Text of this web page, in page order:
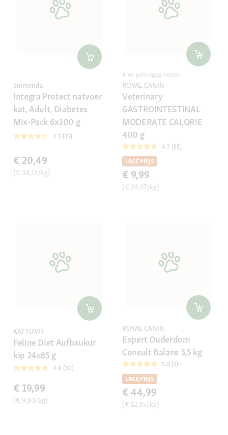
animonda
Integra Protect natvoer
kat, Adult, Diabetes
Mix-Pack 6x100 g
4.5 (15)
€ 20,49
(€ 34,15/kg)
4 Verpakkingsgroottes
ROYAL CANIN
Veterinary
GASTROINTESTINAL
MODERATE CALORIE
400 g
4.7 (55)
LAGE PRIJS
€ 9,99
(€ 24,97/kg)
KATTOVIT
Feline Diet Aufbaukur
kip 24x85 g
4.8 (30)
€ 19,99
(€ 9,80/kg)
ROYAL CANIN
Expert Ouderdom
Consult Balans 3,5 kg
5.0 (1)
LAGE PRIJS
€ 44,99
(€ 12,85/kg)